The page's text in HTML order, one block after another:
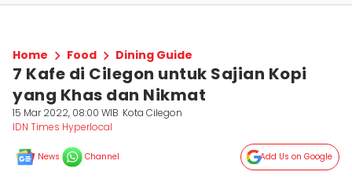
Home Food Dining Guide
7 Kafe di Cilegon untuk Sajian Kopi
yang Khas dan Nikmat
15 Mar 2022, 08:00 WIB Kota Cilegon
IDN Times Hyperlocal
News Channel Add Us on Google